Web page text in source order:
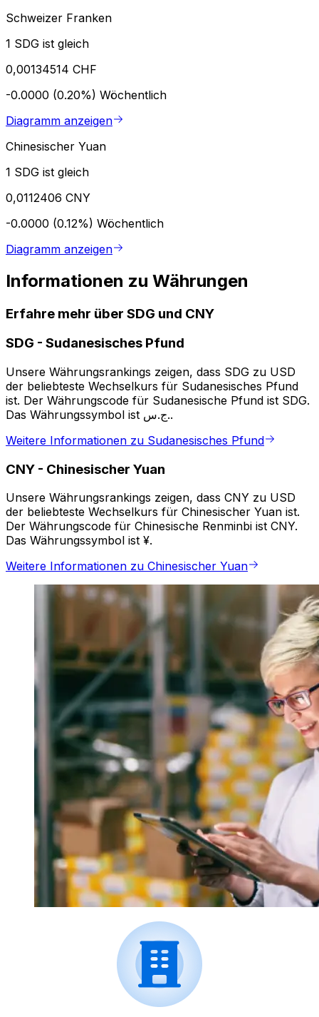
Schweizer Franken
1 SDG ist gleich
0,00134514 CHF
-0.0000 (0.20%) Wöchentlich
Diagramm anzeigen
Chinesischer Yuan
1 SDG ist gleich
0,0112406 CNY
-0.0000 (0.12%) Wöchentlich
Diagramm anzeigen
Informationen zu Währungen
Erfahre mehr über SDG und CNY
SDG - Sudanesisches Pfund
Unsere Währungsrankings zeigen, dass SDG zu USD
der beliebteste Wechselkurs für Sudanesisches Pfund
ist. Der Währungscode für Sudanesische Pfund ist SDG.
Das Währungssymbol ist ج.س..
Weitere Informationen zu Sudanesisches Pfund
CNY - Chinesischer Yuan
Unsere Währungsrankings zeigen, dass CNY zu USD
der beliebteste Wechselkurs für Chinesischer Yuan ist.
Der Währungscode für Chinesische Renminbi ist CNY.
Das Währungssymbol ist ¥.
Weitere Informationen zu Chinesischer Yuan